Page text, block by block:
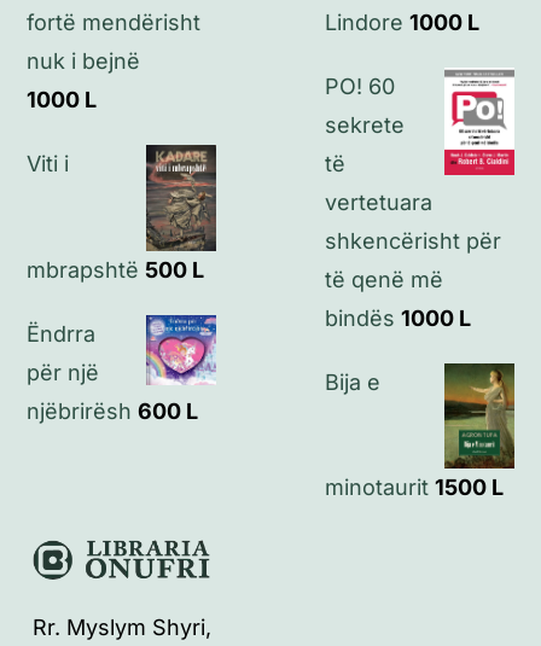
Kontakt
fortë mendërisht
nuk i bejnë
1000 L
Viti i
mbrapshtë 500 L
Ëndrra
për një
njëbrirësh 600 L
Lindore 1000 L
PO! 60
sekrete
të
vertetuara
shkencërisht për
të qenë më
bindës 1000 L
Bija e
minotaurit 1500 L
Rr. Myslym Shyri,